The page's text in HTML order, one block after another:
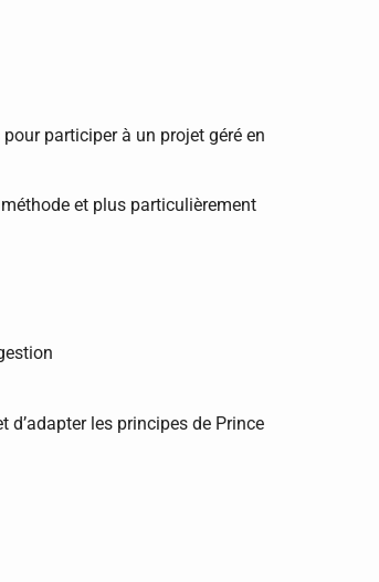
participer à un projet géré en
et plus particulièrement
les principes de Prince